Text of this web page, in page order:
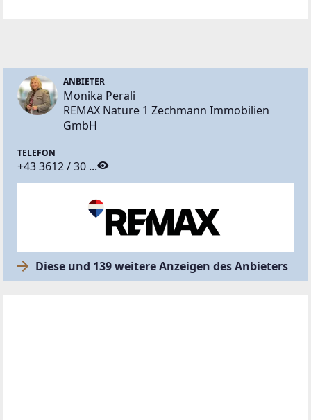
ANBIETER
Monika Perali
REMAX Nature 1 Zechmann Immobilien
GmbH
TELEFON
+43 3612 / 30 ...
Diese und 139 weitere Anzeigen des Anbieters